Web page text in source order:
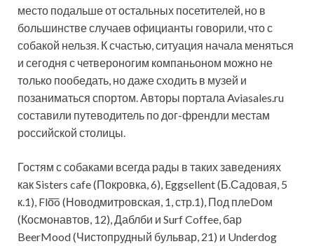
место подальше от остальных посетителей, но в
большинстве случаев официанты говорили, что с
собакой нельзя. К счастью, ситуация начала меняться
и сегодня с четвероногим компаньоном можно не
только пообедать, но даже сходить в музей и
позаниматься спортом. Авторы портала Aviasales.ru
составили путеводитель по дог-френдли местам
российской столицы.
Гостям с собаками всегда рады в таких заведениях
как Sisters cafe (Покровка, 6), Eggsellent (Б.Садовая, 5
к.1), Flo͞o (Новодмитровская, 1, стр.1), Под плеDом
(Космонавтов, 12), Даблби и Surf Coffee, бар
BeerMood (Чистопрудный бульвар, 21) и Underdog